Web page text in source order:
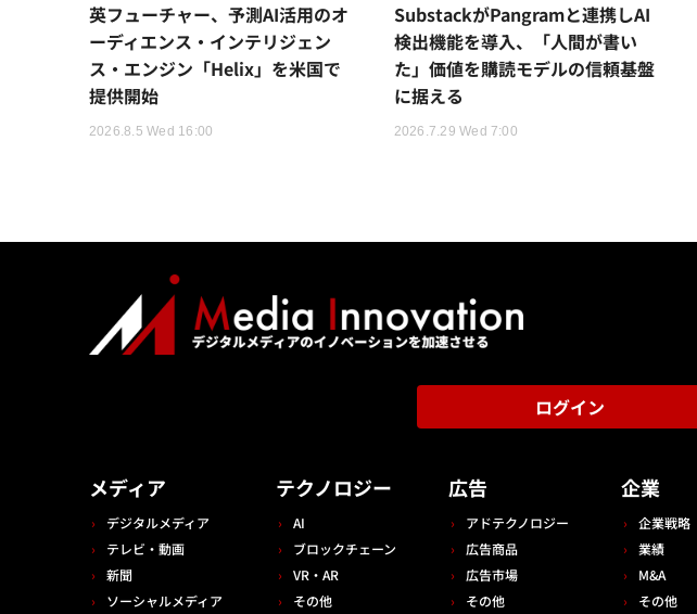
英フューチャー、予測AI活用のオ
ーディエンス・インテリジェン
ス・エンジン「Helix」を米国で
提供開始
2026.8.5 Wed 16:00
SubstackがPangramと連携しAI
検出機能を導入、「人間が書い
た」価値を購読モデルの信頼基盤
に据える
2026.7.29 Wed 7:00
ログイン
メディア
デジタルメディア
テレビ・動画
新聞
ソーシャルメディア
テクノロジー
AI
ブロックチェーン
VR・AR
その他
広告
アドテクノロジー
広告商品
広告市場
その他
企業
企業戦略
業績
M&A
その他